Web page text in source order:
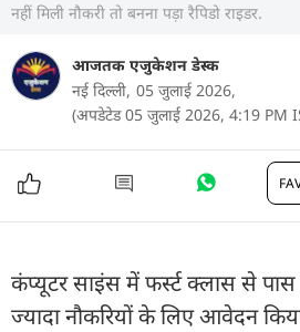
नहीं मिली नौकरी तो बनना पड़ा रैपिडो राइडर.
आजतक एजुकेशन डेस्क
नई दिल्ली, 05 जुलाई 2026,
(अपडेटेड 05 जुलाई 2026, 4:19 PM
कंप्यूटर साइंस में फर्स्ट क्लास से
ज्यादा नौकरियों के लिए आवेदन